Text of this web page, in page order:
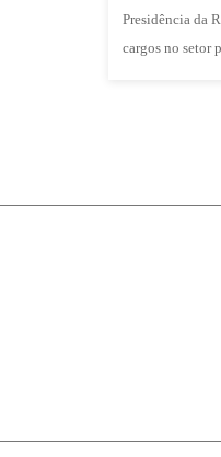
Presidência da
cargos no setor